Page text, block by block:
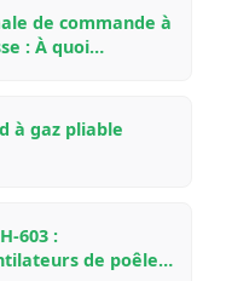
de commande à
: À quoi
à gaz pliable
603 :
de poêle à